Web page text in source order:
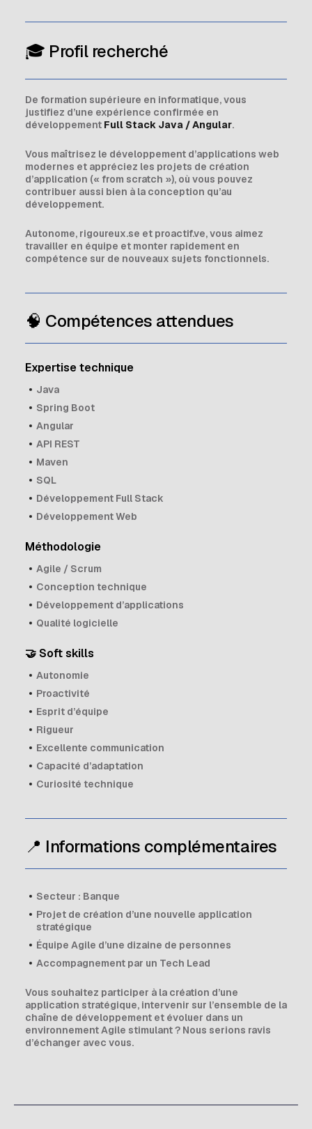
🎓 Profil recherché
De formation supérieure en informatique, vous
justifiez d’une expérience confirmée en
développement Full Stack Java / Angular.
Vous maîtrisez le développement d’applications web
modernes et appréciez les projets de création
d’application (« from scratch »), où vous pouvez
contribuer aussi bien à la conception qu’au
développement.
Autonome, rigoureux.se et proactif.ve, vous aimez
travailler en équipe et monter rapidement en
compétence sur de nouveaux sujets fonctionnels.
🧠 Compétences attendues
Expertise technique
Java
Spring Boot
Angular
API REST
Maven
SQL
Développement Full Stack
Développement Web
Méthodologie
Agile / Scrum
Conception technique
Développement d’applications
Qualité logicielle
🤝 Soft skills
Autonomie
Proactivité
Esprit d’équipe
Rigueur
Excellente communication
Capacité d’adaptation
Curiosité technique
📍 Informations complémentaires
Secteur : Banque
Projet de création d’une nouvelle application
stratégique
Équipe Agile d’une dizaine de personnes
Accompagnement par un Tech Lead
Vous souhaitez participer à la création d’une
application stratégique, intervenir sur l’ensemble de la
chaîne de développement et évoluer dans un
environnement Agile stimulant ? Nous serions ravis
d’échanger avec vous.